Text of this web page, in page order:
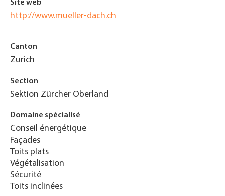
Site web
http://www.mueller-dach.ch
Canton
Zurich
Section
Sektion Zürcher Oberland
Domaine spécialisé
Conseil énergétique
Façades
Toits plats
Végétalisation
Sécurité
Toits inclinées